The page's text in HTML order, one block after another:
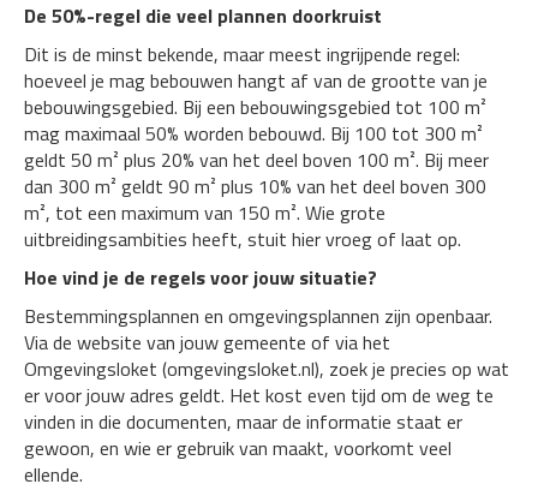
De 50%-regel die veel plannen doorkruist
Dit is de minst bekende, maar meest ingrijpende regel:
hoeveel je mag bebouwen hangt af van de grootte van je
bebouwingsgebied. Bij een bebouwingsgebied tot 100 m²
mag maximaal 50% worden bebouwd. Bij 100 tot 300 m²
geldt 50 m² plus 20% van het deel boven 100 m². Bij meer
dan 300 m² geldt 90 m² plus 10% van het deel boven 300
m², tot een maximum van 150 m². Wie grote
uitbreidingsambities heeft, stuit hier vroeg of laat op.
Hoe vind je de regels voor jouw situatie?
Bestemmingsplannen en omgevingsplannen zijn openbaar.
Via de website van jouw gemeente of via het
Omgevingsloket (omgevingsloket.nl), zoek je precies op wat
er voor jouw adres geldt. Het kost even tijd om de weg te
vinden in die documenten, maar de informatie staat er
gewoon, en wie er gebruik van maakt, voorkomt veel
ellende.